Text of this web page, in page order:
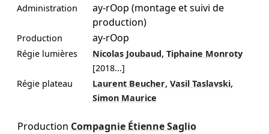
Administration
ay-rOop (montage et suivi de
production)
Production ay-rOop
Régie lumières Nicolas Joubaud, Tiphaine Monroty
[2018...]
Régie plateau
Laurent Beucher, Vasil Taslavski,
Simon Maurice
Production Compagnie Étienne Saglio